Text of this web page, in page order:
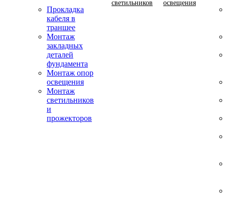
Прокладка
кабеля в
траншее
Монтаж
закладных
деталей
фундамента
Монтаж опор
освещения
Монтаж
светильников
и
прожекторов
светильников освещения